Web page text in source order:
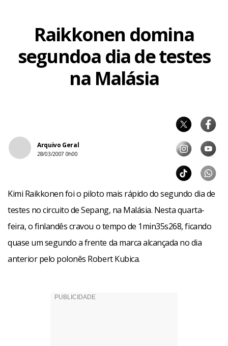
Raikkonen domina
segundoa dia de testes
na Malásia
Arquivo Geral
28/03/2007 0h00
Kimi Raikkonen foi o piloto mais rápido do segundo dia de
testes no circuito de Sepang, na Malásia. Nesta quarta-
feira, o finlandês cravou o tempo de 1min35s268, ficando
quase um segundo a frente da marca alcançada no dia
anterior pelo polonês Robert Kubica.